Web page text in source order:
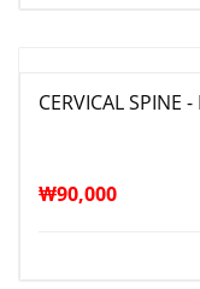
CERVICAL SPINE
₩90,000